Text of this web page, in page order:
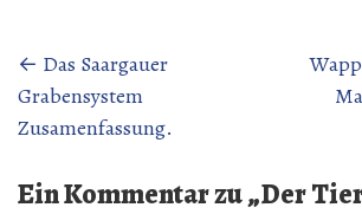
Beitragsnavigation
← Das Saargauer
Grabensystem
Zusamenfassung.
Ein Kommentar zu „Der